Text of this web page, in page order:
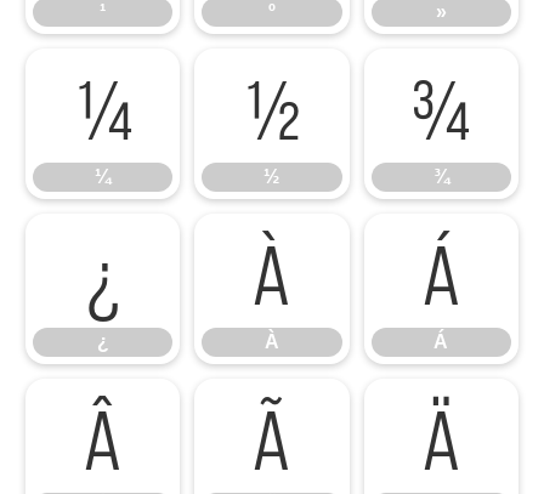
¹ º »
¼
¼
½
½
¾
¾
¿
¿
À
À
Á
Á
Â Ã Ä